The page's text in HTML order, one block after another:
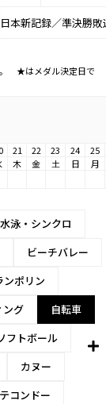
日本新記録／準決勝敗
。 ★はメダル決定日で
21 22 23 24
25
木 金 土 日 月
水泳・シンクロ
ビーチバレー
ンポリン
ング
自転車
フトボール
カヌー
テコンドー